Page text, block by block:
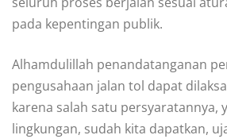
pada kepentingan publik.
Alhamdulillah penandatanganan
pengusahaan jalan tol dapat
karena salah satu persyaratannya,
lingkungan, sudah kita dapatkan,